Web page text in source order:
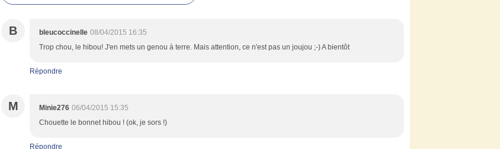
B bleucoccinelle 08/04/2015 16:35
Trop chou, le hibou! J'en mets un genou à terre. Mais attention, ce n'est pas un joujou ;-) A bientôt
Répondre
M Minie276 06/04/2015 15:35
Chouette le bonnet hibou ! (ok, je sors !)
Répondre